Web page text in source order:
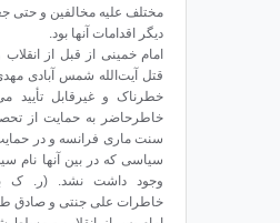
مختلف علیه مخالفین و حتی
دیگر اقدامات آنها بود.
امام خمینی از قبل از
قتل ‌آیت‌الله شمس آبادی
خطرناک و غیرقابل تأیید
خاطرحاضر به حمایت از
سنت ماری فرانسه و در
سیاسی که در بین آنها نام
وجود داشت نشد. (ر. ک
خاطرات علی جنتی و صادق